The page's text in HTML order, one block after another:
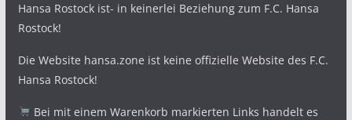
Hansa Rostock ist- in keinerlei Beziehung zum F.C. Hansa
Rostock!
Die Website hansa.zone ist keine offizielle Website des F.C.
Hansa Rostock!
Bei mit einem Warenkorb markierten Links handelt es